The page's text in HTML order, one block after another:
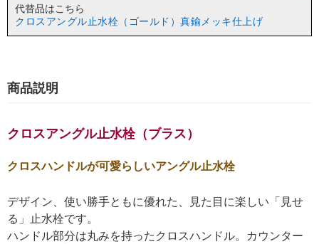
代替品はこちら
クロスアングル止水栓（ゴールド）真鍮メッキ仕上げ
商品説明
クロスアングル止水栓（ブラス）
クロスハンドルが可愛らしいアングル止水栓
デザイン、使い勝手ともに優れた、見た目に楽しい「見せ
る」止水栓です。
ハンドル部分は丸みを持ったクロスハンドル。カウンター